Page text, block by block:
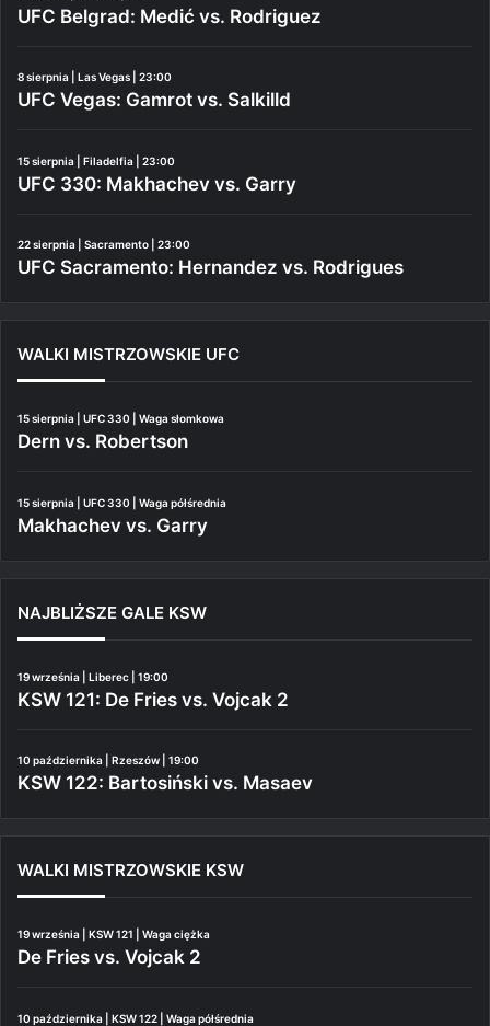
UFC Belgrad: Medić vs. Rodriguez
8 sierpnia | Las Vegas | 23:00
UFC Vegas: Gamrot vs. Salkilld
15 sierpnia | Filadelfia | 23:00
UFC 330: Makhachev vs. Garry
22 sierpnia | Sacramento | 23:00
UFC Sacramento: Hernandez vs. Rodrigues
WALKI MISTRZOWSKIE UFC
15 sierpnia | UFC 330 | Waga słomkowa
Dern vs. Robertson
15 sierpnia | UFC 330 | Waga półśrednia
Makhachev vs. Garry
NAJBLIŻSZE GALE KSW
19 września | Liberec | 19:00
KSW 121: De Fries vs. Vojcak 2
10 października | Rzeszów | 19:00
KSW 122: Bartosiński vs. Masaev
WALKI MISTRZOWSKIE KSW
19 września | KSW 121 | Waga ciężka
De Fries vs. Vojcak 2
10 października | KSW 122 | Waga półśrednia